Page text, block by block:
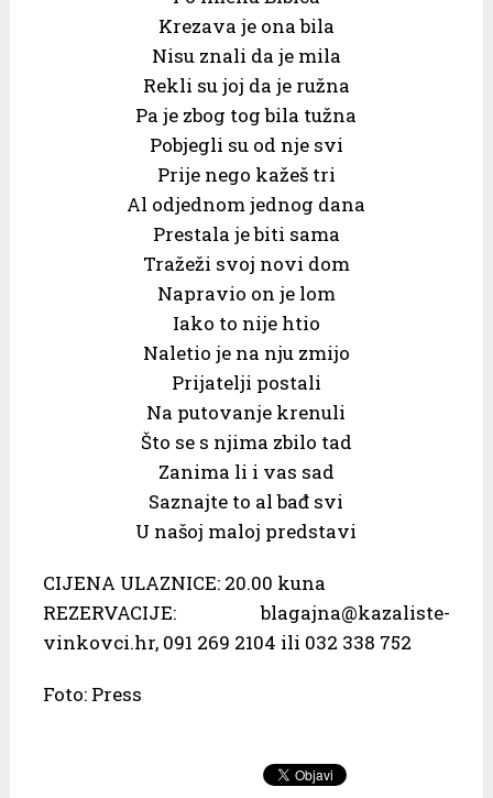
Krezava je ona bila
Nisu znali da je mila
Rekli su joj da je ružna
Pa je zbog tog bila tužna
Pobjegli su od nje svi
Prije nego kažeš tri
Al odjednom jednog dana
Prestala je biti sama
Tražeži svoj novi dom
Napravio on je lom
Iako to nije htio
Naletio je na nju zmijo
Prijatelji postali
Na putovanje krenuli
Što se s njima zbilo tad
Zanima li i vas sad
Saznajte to al bađ svi
U našoj maloj predstavi
CIJENA ULAZNICE: 20.00 kuna
REZERVACIJE: blagajna@kazaliste-
vinkovci.hr, 091 269 2104 ili 032 338 752
Foto: Press